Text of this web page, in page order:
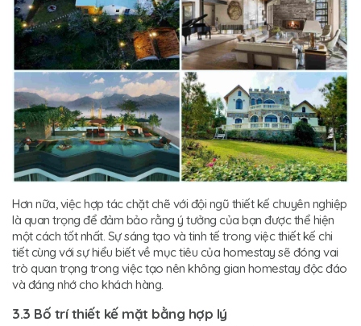
Hơn nữa, việc hợp tác chặt chẽ với đội ngũ thiết kế chuyên nghiệp
là quan trọng để đảm bảo rằng ý tưởng của bạn được thể hiện
một cách tốt nhất. Sự sáng tạo và tinh tế trong việc thiết kế chi
tiết cùng với sự hiểu biết về mục tiêu của homestay sẽ đóng vai
trò quan trọng trong việc tạo nên không gian homestay độc đáo
và đáng nhớ cho khách hàng.
3.3 Bố trí thiết kế mặt bằng hợp lý